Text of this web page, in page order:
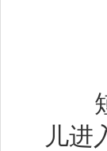
短
儿进